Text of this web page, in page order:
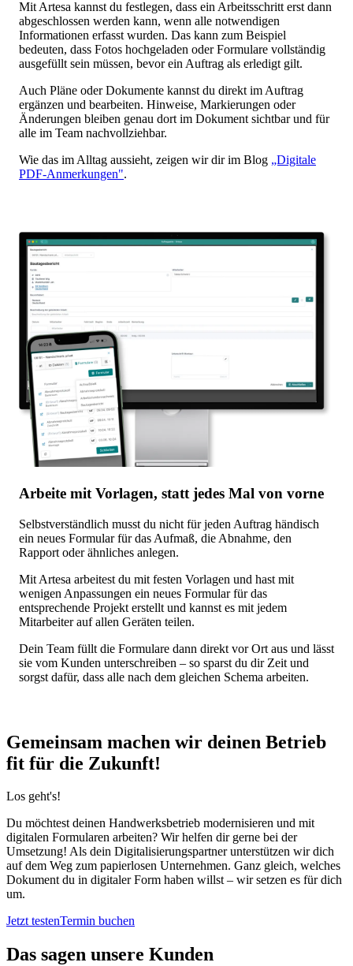
Mit Artesa kannst du festlegen, dass ein Arbeitsschritt erst dann
abgeschlossen werden kann, wenn alle notwendigen
Informationen erfasst wurden. Das kann zum Beispiel
bedeuten, dass Fotos hochgeladen oder Formulare vollständig
ausgefüllt sein müssen, bevor ein Auftrag als erledigt gilt.
Auch Pläne oder Dokumente kannst du direkt im Auftrag
ergänzen und bearbeiten. Hinweise, Markierungen oder
Änderungen bleiben genau dort im Dokument sichtbar und für
alle im Team nachvollziehbar.
Wie das im Alltag aussieht, zeigen wir dir im Blog „Digitale
PDF-Anmerkungen".
Arbeite mit Vorlagen, statt jedes Mal von vorne
Selbstverständlich musst du nicht für jeden Auftrag händisch
ein neues Formular für das Aufmaß, die Abnahme, den
Rapport oder ähnliches anlegen.
Mit Artesa arbeitest du mit festen Vorlagen und hast mit
wenigen Anpassungen ein neues Formular für das
entsprechende Projekt erstellt und kannst es mit jedem
Mitarbeiter auf allen Geräten teilen.
Dein Team füllt die Formulare dann direkt vor Ort aus und lässt
sie vom Kunden unterschreiben – so sparst du dir Zeit und
sorgst dafür, dass alle nach dem gleichen Schema arbeiten.
Gemeinsam machen wir deinen Betrieb
fit für die Zukunft!
Los geht's!
Du möchtest deinen Handwerksbetrieb modernisieren und mit
digitalen Formularen arbeiten? Wir helfen dir gerne bei der
Umsetzung! Als dein Digitalisierungspartner unterstützen wir dich
auf dem Weg zum papierlosen Unternehmen. Ganz gleich, welches
Dokument du in digitaler Form haben willst – wir setzen es für dich
um.
Jetzt testenTermin buchen
Das sagen unsere Kunden